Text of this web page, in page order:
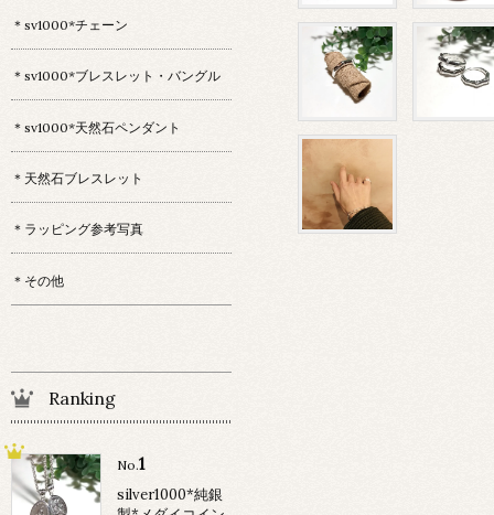
＊sv1000*チェーン
＊sv1000*ブレスレット・バングル
＊sv1000*天然石ペンダント
＊天然石ブレスレット
＊ラッピング参考写真
＊その他
Ranking
No.1
silver1000*純銀